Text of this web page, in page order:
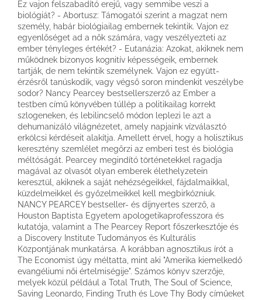
Ez vajon felszabadító erejű, vagy semmibe veszi a
biológiát? - Abortusz: Támogatói szerint a magzat nem
személy, habár biológiailag embernek tekintik. Vajon ez
egyenlőséget ad a nők számára, vagy veszélyezteti az
ember tényleges értékét? - Eutanázia: Azokat, akiknek nem
működnek bizonyos kognitív képességeik, embernek
tartják, de nem tekintik személynek. Vajon ez együtt­
érzésről tanúskodik, vagy végső soron mindenkit veszélybe
sodor? Nancy Pearcey bestsellerszerző az Ember a
testben című könyvében túllép a politikailag korrekt
szlogeneken, és lebilincselő módon leplezi le azt a
dehumanizáló világnézetet, amely napjaink vízválasztó
erkölcsi kérdéseit alakítja. Amellett érvel, hogy a holisztikus
keresztény szemlélet megőrzi az emberi test és biológia
méltóságát. Pearcey megindító történetekkel ragadja
magával az olvasót olyan emberek élethelyzetein
keresztül, akiknek a saját nehézségeikkel, fájdalmaikkal,
küzdelmeikkel és győzelmeikkel kell megbirkózniuk.
NANCY PEARCEY bestseller- és díjnyertes szerző, a
Houston Baptista Egyetem apologetikaprofesszora és
kutatója, valamint a The Pearcey Report főszerkesztője és
a Discovery Institute Tudományos és Kulturális
Központjának munkatársa. A korábban agnosztikus írót a
The Economist úgy méltatta, mint aki "Amerika kiemelkedő
evangéliumi női értelmiségije". Számos könyv szerzője,
melyek közül például a Total Truth, The Soul of Science,
Saving Leonardo, Finding Truth és Love Thy Body címűeket